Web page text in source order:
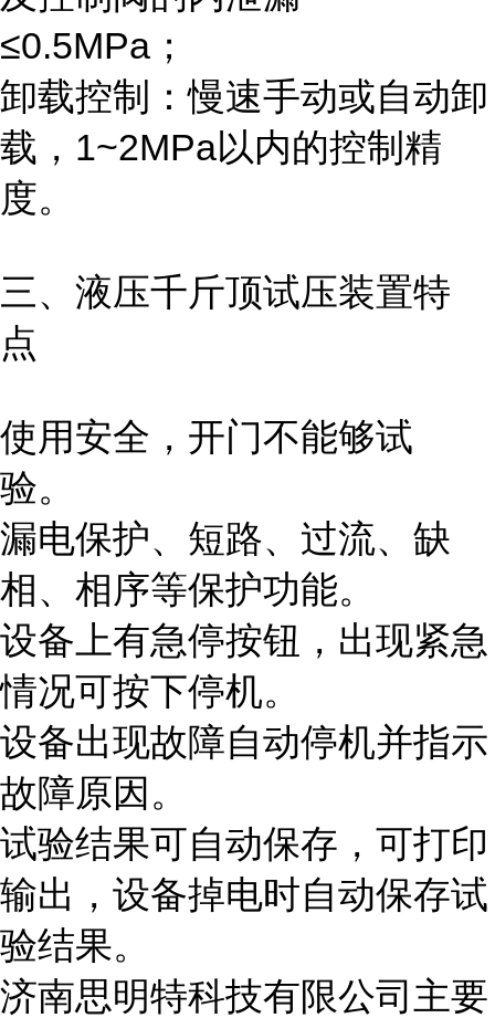
≤0.5MPa；
卸载控制：慢速手动或自动卸
载，1~2MPa以内的控制精
度。
三、液压千斤顶试压装置特
点
使用安全，开门不能够试
验。
漏电保护、短路、过流、缺
相、相序等保护功能。
设备上有急停按钮，出现紧急
情况可按下停机。
设备出现故障自动停机并指示
故障原因。
试验结果可自动保存，可打印
输出，设备掉电时自动保存试
验结果。
济南思明特科技有限公司主要